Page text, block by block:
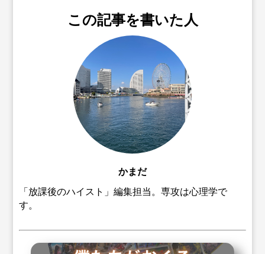
この記事を書いた人
かまだ
「放課後のハイスト」編集担当。専攻は心理学で
す。